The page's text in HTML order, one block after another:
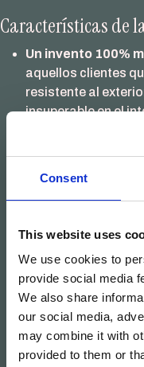
Consent
This website uses
We use cookies to
provide social media
We also share
our social media,
may combine it with
provided to them or
Características de
Un invento 100%
aquellos clientes
resistente al
insuperable en el
madera clasificada
para hongos,
Roble en el interior.
dominante en
Costo.
roble. Tiene una
ya que, de